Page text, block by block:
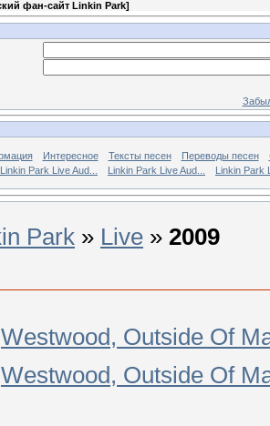
фан-сайт Linkin Park]
Интересное Тексты песен Переводы песен
Linkin Park Live Aud... Linkin Park Live Aud... Linkin Park
Park » Live » 2009
Westwood, Outside Of
Westwood, Outside Of